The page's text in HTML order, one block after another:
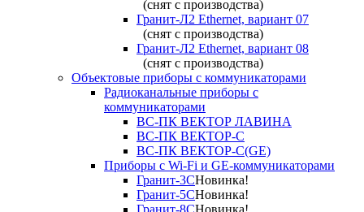
(снят с производства)
Гранит-Л2 Ethernet, вариант 07
(снят с производства)
Гранит-Л2 Ethernet, вариант 08
(снят с производства)
Объектовые приборы с коммуникаторами
Радиоканальные приборы с
коммуникаторами
ВС-ПК ВЕКТОР ЛАВИНА
ВС-ПК ВЕКТОР-С
ВС-ПК ВЕКТОР-С(GE)
Приборы с Wi-Fi и GE-коммуникаторами
Гранит-3СНовинка!
Гранит-5СНовинка!
Гранит-8СНовинка!